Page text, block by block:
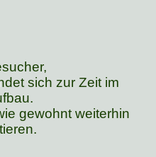
sich zur Zeit im
gewohnt weiterhin